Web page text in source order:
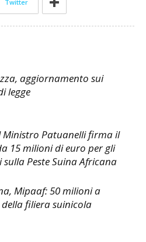
Twitter
aggiornamento sui
legge
Ministro Patuanelli firma il
15 milioni di euro per gli
Peste Suina Africana
Mipaaf: 50 milioni a
della filiera suinicola